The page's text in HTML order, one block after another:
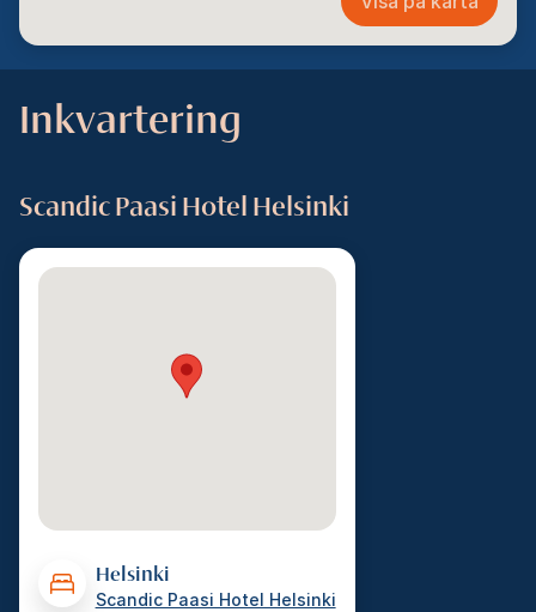
Inkvartering
Scandic Paasi Hotel Helsinki
Helsinki
Scandic Paasi Hotel Helsinki